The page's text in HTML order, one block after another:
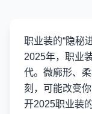
职业装的“隐秘
2025年，职业
代。微廓形、
刻，可能改变
开2025职业装